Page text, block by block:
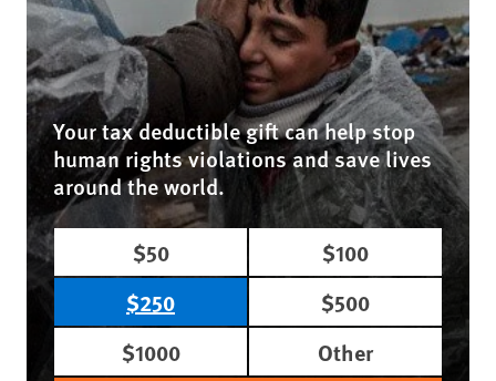
Your tax deductible gift can help stop
human rights violations and save lives
around the world.
$50
$100
$250
$500
$1000
Other